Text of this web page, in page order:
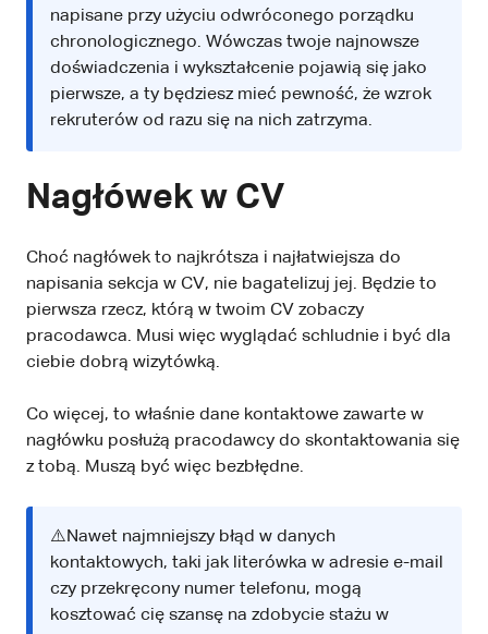
napisane przy użyciu odwróconego porządku
chronologicznego. Wówczas twoje najnowsze
doświadczenia i wykształcenie pojawią się jako
pierwsze, a ty będziesz mieć pewność, że wzrok
rekruterów od razu się na nich zatrzyma.
Nagłówek w CV
Choć nagłówek to najkrótsza i najłatwiejsza do
napisania sekcja w CV, nie bagatelizuj jej. Będzie to
pierwsza rzecz, którą w twoim CV zobaczy
pracodawca. Musi więc wyglądać schludnie i być dla
ciebie dobrą wizytówką.
Co więcej, to właśnie dane kontaktowe zawarte w
nagłówku posłużą pracodawcy do skontaktowania się
z tobą. Muszą być więc bezbłędne.
⚠️Nawet najmniejszy błąd w danych
kontaktowych, taki jak literówka w adresie e-mail
czy przekręcony numer telefonu, mogą
kosztować cię szansę na zdobycie stażu w